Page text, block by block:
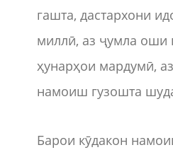
гашта, дастархони
миллӣ, аз ҷумла оши
ҳунарҳои мардумӣ,
намоиш гузошта
Барои кӯдакон